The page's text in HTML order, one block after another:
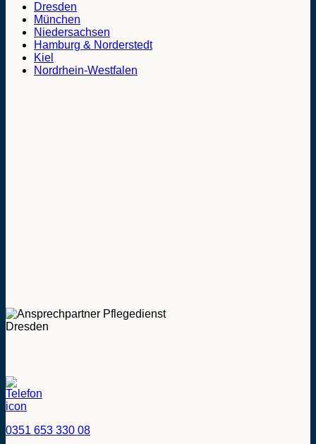
Dresden
München
Niedersachsen
Hamburg & Norderstedt
Kiel
Nordrhein-Westfalen
0351 653 330 08